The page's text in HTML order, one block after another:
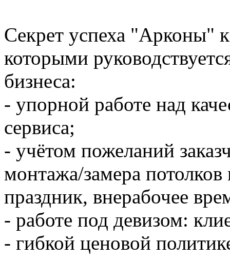
Секрет успеха "Арконы"
которыми
бизнеса:
- упорной работе над
сервиса;
- учётом пожеланий
монтажа/замера
праздник, внерабочее
- работе под девизом:
- гибкой ценовой